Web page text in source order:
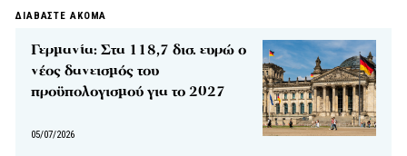
ΔΙΑΒΑΣΤΕ ΑΚΟΜΑ
Γερμανία: Στα 118,7 δισ. ευρώ ο
νέος δανεισμός του
προϋπολογισμού για το 2027
05/07/2026